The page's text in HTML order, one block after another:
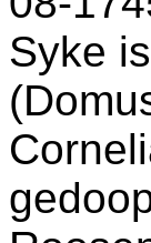
Syke